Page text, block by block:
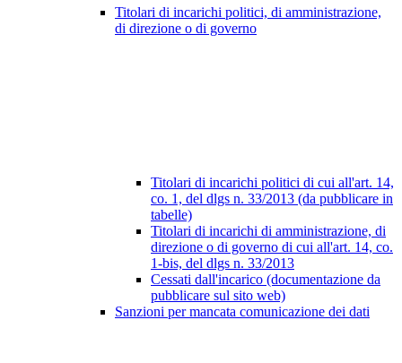
Titolari di incarichi politici, di amministrazione,
di direzione o di governo
Titolari di incarichi politici di cui all'art. 14,
co. 1, del dlgs n. 33/2013 (da pubblicare in
tabelle)
Titolari di incarichi di amministrazione, di
direzione o di governo di cui all'art. 14, co.
1-bis, del dlgs n. 33/2013
Cessati dall'incarico (documentazione da
pubblicare sul sito web)
Sanzioni per mancata comunicazione dei dati